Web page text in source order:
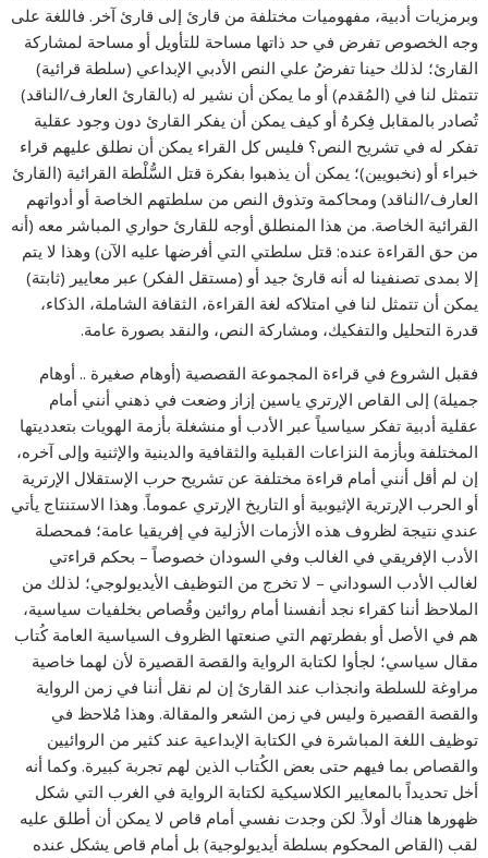
وبرمزيات أدبية، مفهوميات مختلفة من قارئ إلى قارئ آخر. فاللغة على
وجه الخصوص تفرض في حد ذاتها مساحة للتأويل أو مساحة لمشاركة
القارئ؛ لذلك حينا تفرضُ علي النص الأدبي الإبداعي (سلطة قرائية)
تتمثل لنا في (المُقدم) أو ما يمكن أن نشير له (بالقارئ العارف/الناقد)
تُصادر بالمقابل فِكرهُ أو كيف يمكن أن يفكر القارئ دون وجود عقلية
تفكر له في تشريح النص؟ فليس كل القراء يمكن أن نطلق عليهم قراء
خبراء أو (نخبويين)؛ يمكن أن يذهبوا بفكرة قتل السُّلْطة القرائية (القارئ
العارف/الناقد) ومحاكمة وتذوق النص من سلطتهم الخاصة أو أدواتهم
القرائية الخاصة. من هذا المنطلق أوجه للقارئ حواري المباشر معه (أنه
من حق القراءة عنده: قتل سلطتي التي أفرضها عليه الآن) وهذا لا يتم
إلا بمدى تصنفينا له أنه قارئ جيد أو (مستقل الفكر) عبر معايير (ثابتة)
يمكن أن تتمثل لنا في امتلاكه لغة القراءة، الثقافة الشاملة، الذكاء،
قدرة التحليل والتفكيك، ومشاركة النص، والنقد بصورة عامة.
فقبل الشروع في قراءة المجموعة القصصية (أوهام صغيرة .. أوهام
جميلة) إلى القاص الإرتري ياسين إزاز وضعت في ذهني أنني أمام
عقلية أدبية تفكر سياسياً عبر الأدب أو منشغلة بأزمة الهويات بتعدديتها
المختلفة وبأزمة النزاعات القبلية والثقافية والدينية والإثنية وإلى آخره،
إن لم أقل أنني أمام قراءة مختلفة عن تشريح حرب الإستقلال الإرترية
أو الحرب الإرترية الإثيوبية أو التاريخ الإرتري عموماً. وهذا الاستنتاج يأتي
عندي نتيجة لظروف هذه الأزمات الأزلية في إفريقيا عامة؛ فمحصلة
الأدب الإفريقي في الغالب وفي السودان خصوصاً – بحكم قراءتي
لغالب الأدب السوداني – لا تخرج من التوظيف الأيديولوجي؛ لذلك من
الملاحظ أننا كقراء نجد أنفسنا أمام روائين وقُصاص بخلفيات سياسية،
هم في الأصل أو بفطرتهم التي صنعتها الظروف السياسية العامة كُتاب
مقال سياسي؛ لجأوا لكتابة الرواية والقصة القصيرة لأن لهما خاصية
مراوغة للسلطة وانجذاب عند القارئ إن لم نقل أننا في زمن الرواية
والقصة القصيرة وليس في زمن الشعر والمقالة. وهذا مُلاحظ في
توظيف اللغة المباشرة في الكتابة الإبداعية عند كثير من الروائيين
والقصاص بما فيهم حتى بعض الكُتاب الذين لهم تجربة كبيرة. وكما أنه
أخل تحديداً بالمعايير الكلاسيكية لكتابة الرواية في الغرب التي شكل
ظهورها هناك أولاً. لكن وجدت نفسي أمام قاص لا يمكن أن أطلق عليه
لقب (القاص المحكوم بسلطة أيديولوجية) بل أمام قاص يشكل عنده